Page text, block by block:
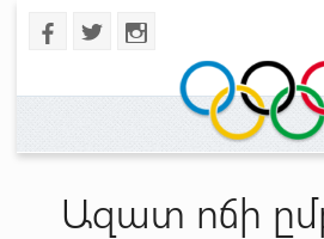
b a x
Ազատ ոճի